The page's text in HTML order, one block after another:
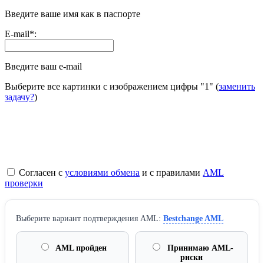
Введите ваше имя как в паспорте
E-mail*:
Введите ваш e-mail
Выберите все картинки с изображением цифры "1" (заменить
задачу?)
Согласен с условиями обмена и с правилами AML
проверки
Выберите вариант подтверждения AML: Bestchange AML
AML пройден
Принимаю AML-
риски